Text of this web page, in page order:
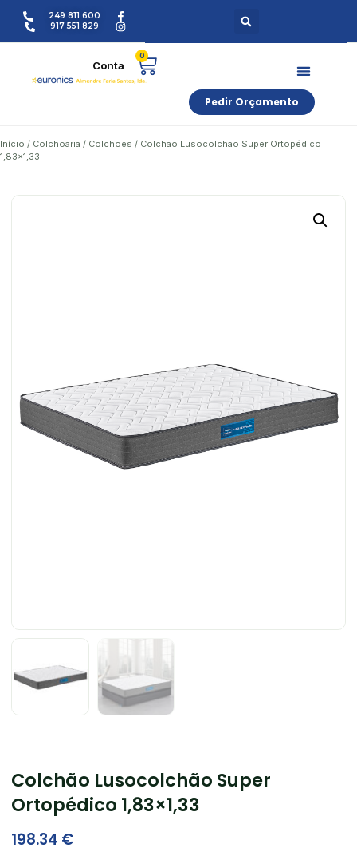
249 811 600
917 551 829
Pedir Orçamento
0
Início / Colchoaria / Colchões / Colchão Lusocolchão Super Ortopédico
1,83×1,33
Colchão Lusocolchão Super
Ortopédico 1,83×1,33
198.34 €